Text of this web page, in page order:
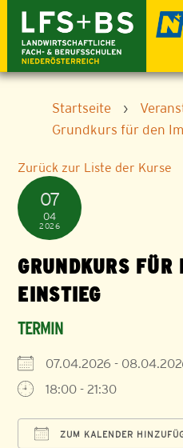
content
Startseite ›
Grundkurs für den
Zurück zur Liste der Kurse
07
04
2026
GRUNDKURS
EINSTIEG
TERMIN
07.04.2026 -
18:00 - 21:30
ZUM KALENDER